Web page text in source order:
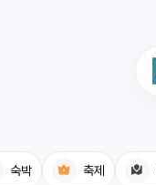
숙박 축제